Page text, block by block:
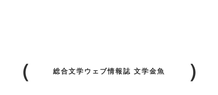
総合文学ウェブ情報誌 文学金魚